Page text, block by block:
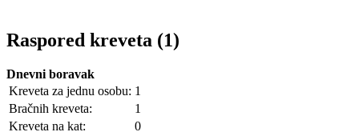
Raspored kreveta (1)
Dnevni boravak
Kreveta za jednu osobu: 1
Bračnih kreveta:
1
Kreveta na kat:
0